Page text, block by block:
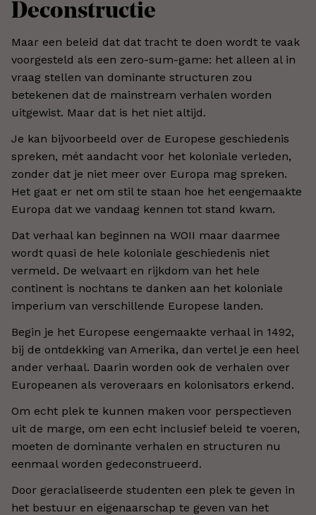
Deconstructie
Maar een beleid dat dat tracht te doen wordt te vaak
voorgesteld als een zero-sum-game: het alleen al in
vraag stellen van dominante structuren zou
betekenen dat de mainstream verhalen worden
uitgewist. Maar dat is het niet altijd.
Je kan bijvoorbeeld over de Europese geschiedenis
spreken, mét aandacht voor het koloniale verleden,
zonder dat je niet meer over Europa mag spreken.
Het gaat er net om stil te staan hoe het eengemaakte
Europa dat we vandaag kennen tot stand kwam.
Dat verhaal kan beginnen na WOII maar daarmee
wordt quasi de hele koloniale geschiedenis niet
vermeld. De welvaart en rijkdom van het hele
continent is nochtans te danken aan het koloniale
imperium van verschillende Europese landen.
Begin je het Europese eengemaakte verhaal in 1492,
bij de ontdekking van Amerika, dan vertel je een heel
ander verhaal. Daarin worden ook de verhalen over
Europeanen als veroveraars en kolonisators erkend.
Om echt plek te kunnen maken voor perspectieven
uit de marge, om een echt inclusief beleid te voeren,
moeten de dominante verhalen en structuren nu
eenmaal worden gedeconstrueerd.
Door geracialiseerde studenten een plek te geven in
het bestuur en eigenaarschap te geven van het